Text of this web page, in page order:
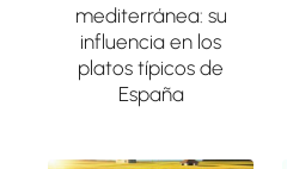
mediterránea: su
influencia en los
platos típicos de
España